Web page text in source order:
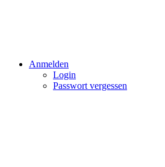
Anmelden
Login
Passwort vergessen